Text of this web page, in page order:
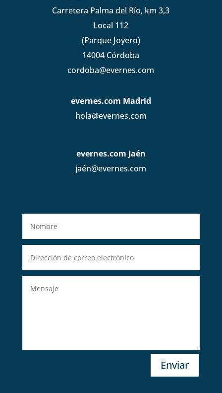
Carretera Palma del Río, km 3,3
Local 112
(Parque Joyero)
14004 Córdoba
cordoba@evernes.com
evernes.com Madrid
hola@evernes.com
evernes.com Jaén
jaén@evernes.com
Enviar